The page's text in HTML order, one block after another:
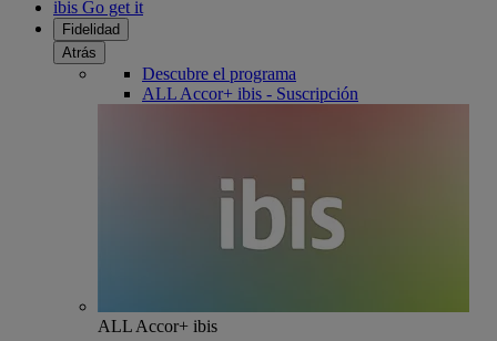
ibis Go get it
Fidelidad
Atrás
Descubre el programa
ALL Accor+ ibis - Suscripción
ALL Accor+ ibis